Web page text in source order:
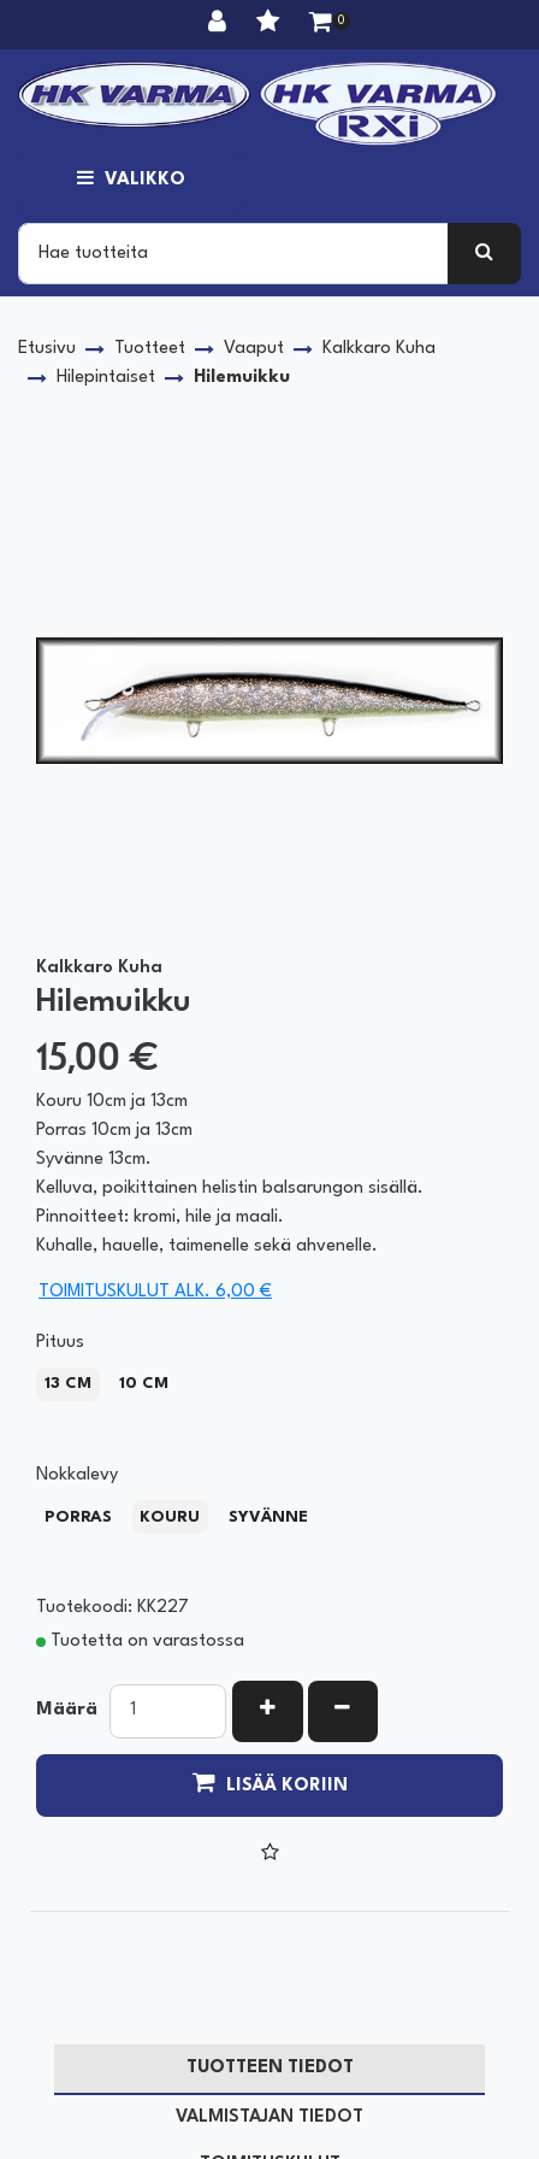
0
VALIKKO
Etusivu Tuotteet Vaaput
Kalkkaro Kuha
Hilepintaiset
Hilemuikku
Kalkkaro Kuha
Hilemuikku
15,00 €
Kouru 10cm ja 13cm
Porras 10cm ja 13cm
Syvänne 13cm.
Kelluva, poikittainen helistin balsarungon sisällä.
Pinnoitteet: kromi, hile ja maali.
Kuhalle, hauelle, taimenelle sekä ahvenelle.
TOIMITUSKULUT ALK. 6,00 €
Pituus
13 CM 10 CM
Nokkalevy
PORRAS KOURU SYVÄNNE
Tuotekoodi: KK227
Tuotetta on varastossa
Määrä KASVATA MÄÄRÄÄ
VÄHENNÄ MÄÄRÄÄ
LISÄÄ KORIIN
TUOTTEEN TIEDOT
VALMISTAJAN TIEDOT